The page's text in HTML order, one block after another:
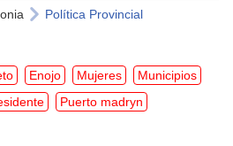
Política Provincial
Enojo Mujeres
Municipios
Puerto madryn